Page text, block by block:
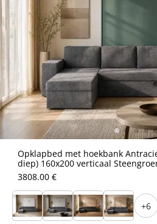
Opklapbed met hoekbank
diep) 160x200 verticaal
3808.00 €
+6